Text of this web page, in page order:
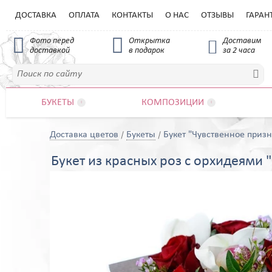

ДОСТАВКА ОПЛАТА КОНТАКТЫ О НАС ОТЗЫВЫ
 Фото перед
доставкой

Открытка
в подарок

Доставим
за 2 часа
БУКЕТЫ КОМПОЗИЦИИ
Доставка цветов Букеты Букет "Чувственное
Букет из красных роз с